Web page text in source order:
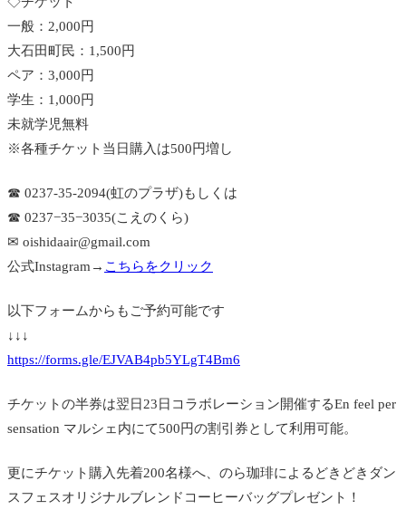
一般：2,000円
大石田町民：1,500円
ペア：3,000円
学生：1,000円
未就学児無料
※各種チケット当日購入は500円増し
☎︎ 0237-35-2094(虹のプラザ)もしくは
☎︎ 0237−35−3035(こえのくら)
✉︎ oishidaair@gmail.com
公式Instagram→ こちらをクリック
以下フォームからもご予約可能です
↓↓↓
https://forms.gle/EJVAB4pb5YLgT4Bm6
チケットの半券は翌日23日コラボレーション開催するEn feel per
sensation マルシェ内にて500円の割引券として利用可能。
更にチケット購入先着200名様へ、のら珈琲によるどきどきダン
スフェスオリジナルブレンドコーヒーバッグプレゼント！